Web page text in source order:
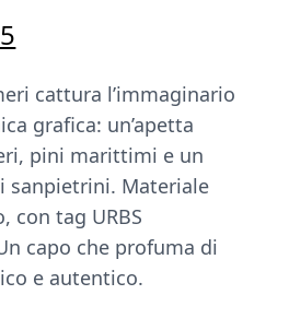
attuale
è:
€38.25.
cattura l’immaginario
grafica: un’apetta
pini marittimi e un
sanpietrini. Materiale
con tag URBS
capo che profuma di
e autentico.